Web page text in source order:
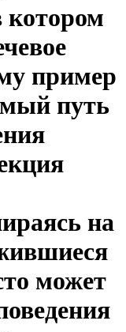
котором
пример
путь
на
может